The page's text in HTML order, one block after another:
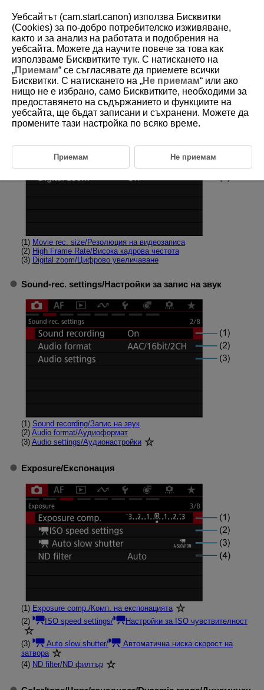
D292-039
Менюта в панела: Запис на видео
Image quality/size/ Качество/размер на изображението
(1) Movie rec. size/Резолюция на видеозаписа
(2) High Frame Rate/Висока кадрова честота
(3) Digital zoom/Цифрово увеличаване
Sound-rec. settings/Настройки за запис на звук
(1) Sound recording/Запис на звук
(2) Audio format/Аудиоформат
(3) Audio settings/Аудионастройки
Exposure/Експонация
(1) Exposure comp. /Комп. на експонацията
(2)
ISO speed settings/ Настройки за ISO чувствителност
(3) Auto slow shutter/
Автоматична ниска скорост на
затвора
(4) ND filter/ND филтър
Уебсайтът (cam.start.canon) използва Бисквитки
(Cookies) за по-добро потребителско изживяване,
както и за анализ на работата и подобрения на
уебсайта. Можете да научите повече за това как
използваме Бисквитките тук. С натискането на
„Приемам“ се съгласявате да приемете всички
Бисквитки. С натискането на „Не приемам“ или ако
нищо не е избрано, само Бисквитките, необходими за
предоставянето на съдържанието и функциите на
уебсайта, ще бъдат записани и съхранени. Можете да
промените тази настройка по всяко време.
Приемам Не приемам